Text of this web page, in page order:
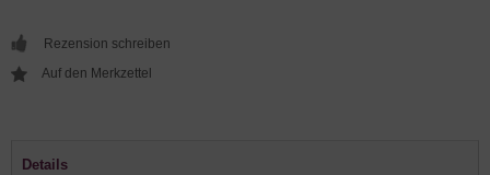
Rezension schreiben
Details